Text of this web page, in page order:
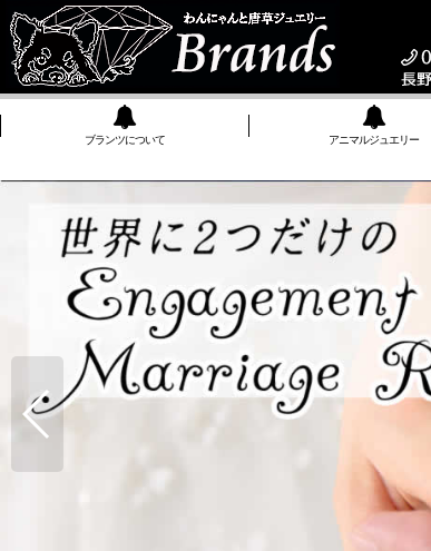
ブランツについて アニマルジュエリー